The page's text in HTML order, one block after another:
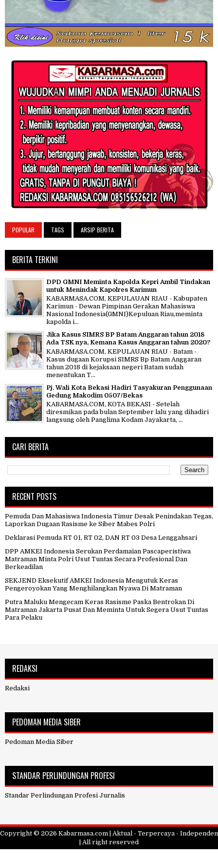
POPULAR TAGS ARSIP BERITA
BERITA TERKINI
DPD GMNI Meminta Kapolda Kepri Ambil Tindakan
untuk Menindak Kapolres Karimun
KABARMASA.COM, KEPULAUAN RIAU - Kabupaten
Karimun - Dewan Pimpinan Gerakan Mahasiswa
Nasional Indonesia(GMNI)Kepuluan Riau,meminta
kapolda i...
Jika Kasus SIMRS BP Batam Anggaran tahun 2018
Ada TSK nya, Kemana Kasus Anggaran tahun 2020?
KABARMASA.COM, KEPULAUAN RIAU - Batam -
Kasus dugaan Korupsi SIMRS Bp Batam Anggaran
tahun 2018 di kejaksaan negeri Batam sudah
menentukan T...
Pj. Wali Kota Bekasi Hadiri Tasyakuran Penggunaan
Gedung Makodim 0507/Bekas
KABARMASA.COM, KOTA BEKASI - Setelah
diresmikan pada bulan September lalu yang dihadiri
langsung oleh Panglima Kodam Jayakarta, ...
CARI BERITA
RECENT POSTS
Pemuda Dan Mahasiswa Indonesia Timur Desak Penindakan Tegas,
Laporkan Dugaan Rasisme ke Siber Mabes Polri
Deklarasi Pemuda RT 01, RT 02, DAN RT 03 Desa Lenggahsari
DPP AMKEI Indonesia Serukan Perdamaian Pascaperistiwa
Matraman Minta Polri Usut Tuntas Secara Profesional Dan
Berkeadilan
SEKJEND Eksekutif AMKEI Indonesia Mengutuk Keras
Pengeroyokan Yang Menghilangkan Nyawa Di Matraman
Putra Maluku Mengecam Keras Rasisme Paska Bentrokan Di
Matraman Jakarta Pusat Dan Meminta Untuk Segera Usut Tuntas
Para Pelaku
REDAKSI
Redaksi
PEDOMAN MEDIA SIBER
Pedoman Media Siber
STANDAR PERLINDUNGAN PROFESI
Standar Perlindungan Profesi Jurnalis
Copyright © 2026 Kabarmasa.com | Aktual - Terpercaya - Independen
| All right reserved